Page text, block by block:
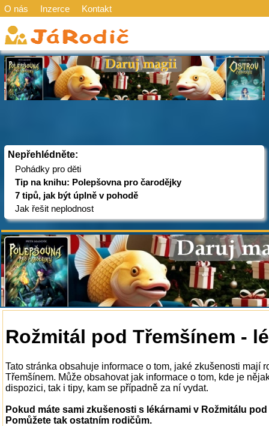
O nás Inzerce Kontakt
Nepřehlédněte:
Pohádky pro děti
Tip na knihu: Polepšovna pro čarodějky
7 tipů, jak být úplně v pohodě
Jak řešit neplodnost
Rožmitál pod Třemšínem -
Tato stránka obsahuje informace o tom, jaké zkušenosti mají
Třemšínem. Může obsahovat jak informace o tom, kde je
dispozici, tak i tipy, kam se případně za ní vydat.
Pokud máte sami zkušenosti s lékárnami v Rožmitálu
Pomůžete tak ostatním rodičům.